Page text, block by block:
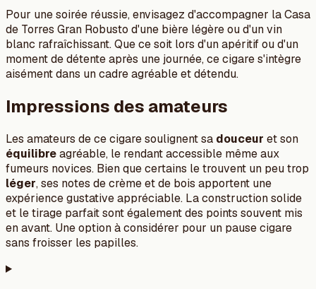
Pour une soirée réussie, envisagez d'accompagner la Casa
de Torres Gran Robusto d'une bière légère ou d'un vin
blanc rafraîchissant. Que ce soit lors d'un apéritif ou d'un
moment de détente après une journée, ce cigare s'intègre
aisément dans un cadre agréable et détendu.
Impressions des amateurs
Les amateurs de ce cigare soulignent sa douceur et son
équilibreagréable, le rendant accessible même aux
fumeurs novices. Bien que certains le trouvent un peu trop
léger, ses notes de crème et de bois apportent une
expérience gustative appréciable. La construction solide
et le tirage parfait sont également des points souvent mis
en avant. Une option à considérer pour un pause cigare
sans froisser les papilles.